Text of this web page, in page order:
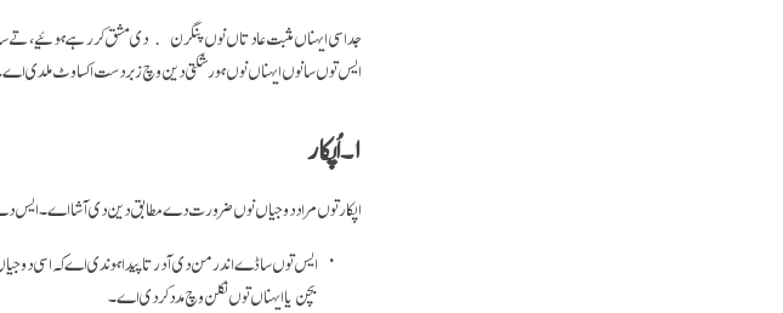
جد اسی ایہناں مثبت عادتاں نوں پنگرن دی مشق کر رہے ہوئیے، تے
ایس توں سانوں ایہناں نوں ہور شکتی دین وچ زبردست اکساوٹ ملدی
۱۔ اُپکار
اپکار توں مراد دوجیاں نوں ضرورت دے مطابق دین دی آشا اے۔
ایس توں ساڈے اندر من دی آدرتا پیدا ہوندی اے کہ اسی
بچن یا ایہناں توں نکلن وچ مدد کردی اے۔